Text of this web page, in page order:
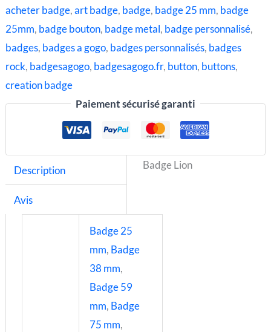
acheter badge,art badge, badge, badge 25 mm, badge
25mm, badge bouton, badge metal, badge personnalisé,
badges, badges a gogo, badges personnalisés, badges
rock, badgesagogo, badgesagogo.fr, button, buttons,
creation badge
Paiement sécurisé garanti
Description
Avis
Badge Lion
Badge 25
mm, Badge
38 mm,
Badge 59
mm, Badge
75 mm,